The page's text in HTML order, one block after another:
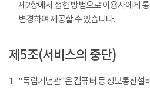
제2항에서 정한 방법으로 이용자에게
변경하여 제공할 수 있습니다.
제5조(서비스의 중단)
1 "독립기념관"은 컴퓨터 등 정보통신설